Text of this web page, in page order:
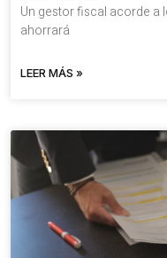
Un gestor fiscal acorde a
ahorrará
LEER MÁS »